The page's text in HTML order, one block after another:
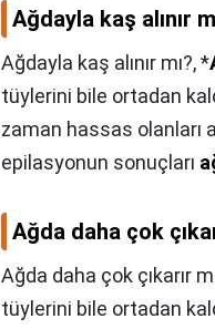
Ağdayla kaş alınır
Ağdayla kaş alınır mı?,*
tüylerini bile ortadan
zaman hassas olanları
epilasyonun sonuçları
Ağda daha çok
Ağda daha çok çıkarır
tüylerini bile ortadan